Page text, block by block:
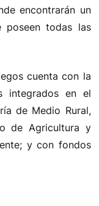
encontrarán un
poseen todas las
cuenta con la
integrados en el
de Medio Rural,
de Agricultura y
y con fondos